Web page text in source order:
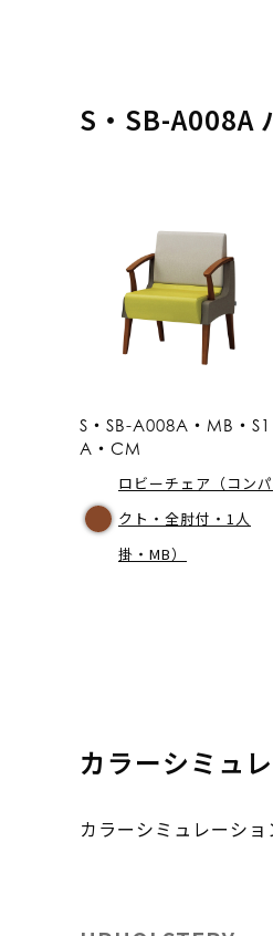
S・SB-A008A
S・SB-A008A・MB・S1
A・CM
ロビーチェア（コンパ
クト・全肘付・1人
掛・MB）
カラーシミュ
カラーシミュレーシ